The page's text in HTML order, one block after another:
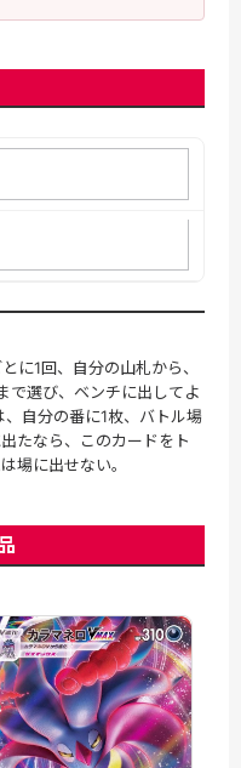
に1回、自分の山札から、
で選び、ベンチに出してよ
自分の番に1枚、バトル場
たなら、このカードをト
場に出せない。